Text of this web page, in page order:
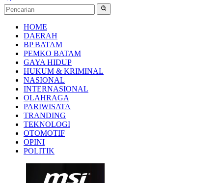
HOME
DAERAH
BP BATAM
PEMKO BATAM
GAYA HIDUP
HUKUM & KRIMINAL
NASIONAL
INTERNASIONAL
OLAHRAGA
PARIWISATA
TRANDING
TEKNOLOGI
OTOMOTIF
OPINI
POLITIK